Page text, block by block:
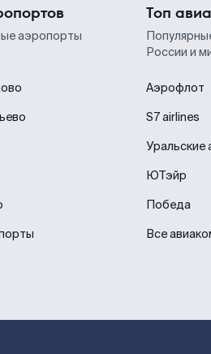
аэропорты
Топ
России и
Аэрофлот
S7 airlines
Уральские
ЮТэйр
Победа
Все